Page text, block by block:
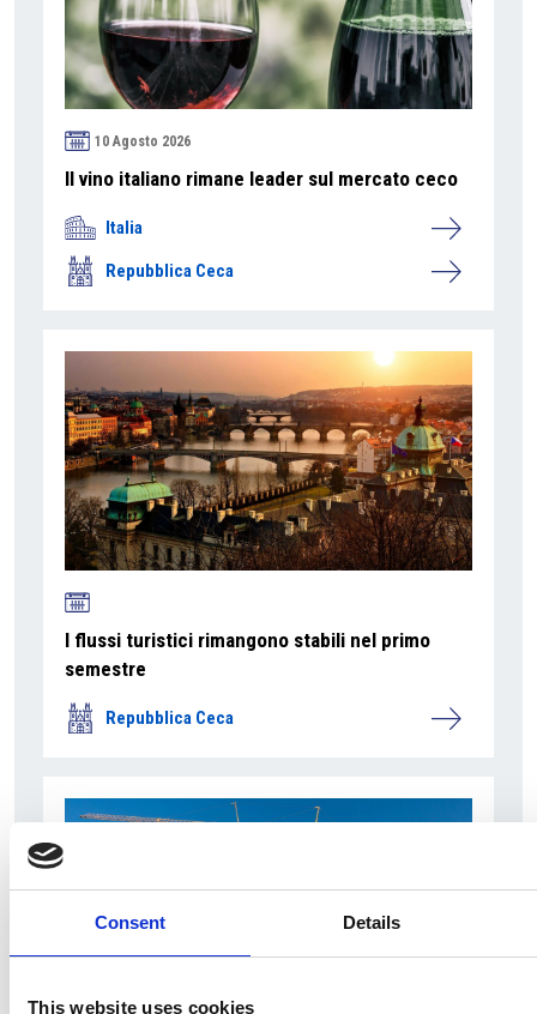
Consent Details
This website uses cookies
10 Agosto 2026
Il vino italiano rimane leader sul mercato ceco
Italia
Repubblica Ceca
I flussi turistici rimangono stabili nel primo
semestre
Repubblica Ceca